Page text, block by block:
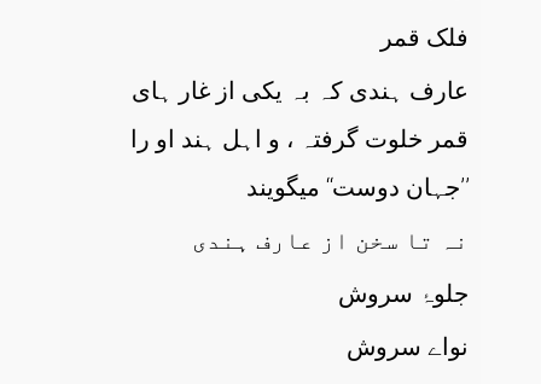
فلک قمر
عارف ہندی کہ بہ یکی از غار ہای
قمر خلوت گرفتہ ، و اہل ہند او را
’’جہان دوست‘‘ میگویند
نہ تا سخن از عارف ہندی
جلوۂ سروش
نواے سروش